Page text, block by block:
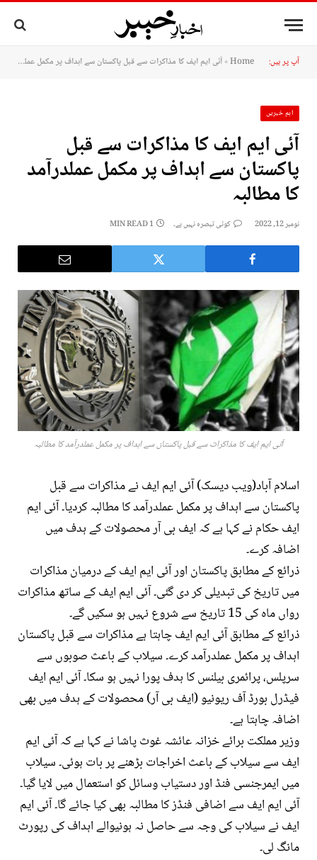
آپ پر ہیں: Home
»آئی ایم ایف کا مذاکرات سے قبل پاکستان سے اہداف پر مکمل عملدرآمد کا مطالبہ
اہم خبریں
آئی ایم ایف کا مذاکرات سے قبل
پاکستان سے اہداف پر مکمل عملدرآمد
کا مطالبہ
نومبر 12, 2022 کوئی تبصرہ نہیں ہے۔ 1 MIN READ
آئی ایم ایف کا مذاکرات سے قبل پاکستان سے اہداف پر مکمل عملدرآمد کا مطالبہ
اسلام آباد(ویب دیسک) آئی ایم ایف نے مذاکرات سے قبل
پاکستان سے اہداف پر مکمل عملدرآمد کا مطالبہ کردیا۔ آئی ایم
ایف حکام نے کہا ہے کہ ایف بی آر محصولات کے ہدف میں
اضافہ کرے۔
ذرائع کے مطابق پاکستان اور آئی ایم ایف کے درمیان مذاکرات
میں تاریخ کی تبدیلی کر دی گئی۔ آئی ایم ایف کے ساتھ مذاکرات
رواں ماہ کی 15 تاریخ سے شروع نہیں ہو سکیں گے۔
ذرائع کے مطابق آئی ایم ایف چاہتا ہے مذاکرات سے قبل پاکستان
اہداف پر مکمل عملدرآمد کرے۔ سیلاب کے باعث صوبوں سے
سرپلس، پرائمری بیلنس کا ہدف پورا نہیں ہو سکا۔ آئی ایم ایف
فیڈرل بورڈ آف ریونیو (ایف بی آر) محصولات کے ہدف میں بھی
اضافہ چاہتا ہے۔
وزیر مملکت برائے خزانہ عائشہ غوث پاشا نے کہا ہے کہ آئی ایم
ایف سے سیلاب کے باعث اخراجات بڑھنے پر بات ہوئی۔ سیلاب
میں ایمرجنسی فنڈ اور دستیاب وسائل کو استعمال میں لایا گیا۔
آئی ایم ایف سے اضافی فنڈز کا مطالبہ بھی کیا جائے گا۔ آئی ایم
ایف نے سیلاب کی وجہ سے حاصل نہ ہونیوالے اہداف کی رپورٹ
مانگ لی۔